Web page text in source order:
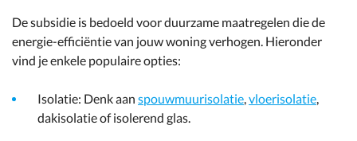
De subsidie is bedoeld voor duurzame maatregelen die de
energie-efficiëntie van jouw woning verhogen. Hieronder
vind je enkele populaire opties:
Isolatie: Denk aan spouwmuurisolatie,vloerisolatie,
dakisolatie of isolerend glas.